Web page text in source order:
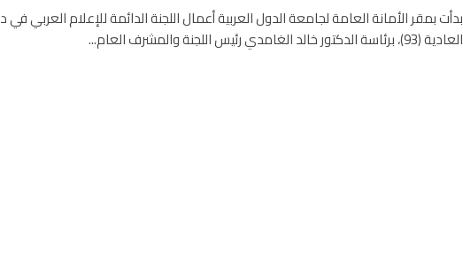
بدأت بمقر الأمانة العامة لجامعة الدول العربية أعمال اللجنة الدائمة للإعلام العربي في
العادية (93)، برئاسة الدكتور خالد الغامدي رئيس اللجنة والمشرف العام...